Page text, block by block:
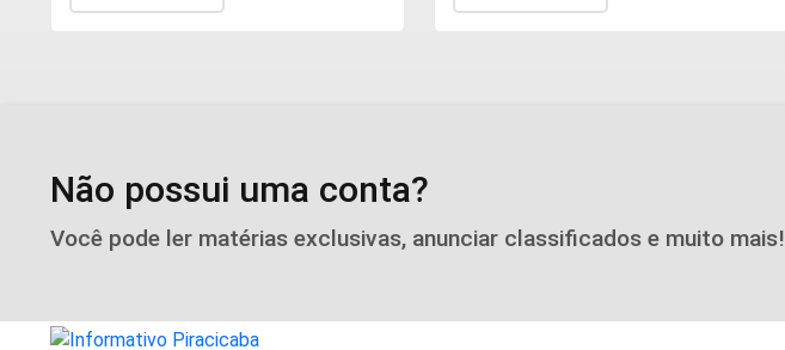
Cirurgia Plástica.
198.109.222,97 de recursos
Não possui uma conta?
Você pode ler matérias exclusivas, anunciar classificados e muito mais!